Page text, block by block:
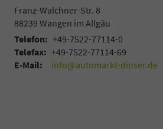
Franz-Walchner-Str. 8
88239 Wangen im Allgäu
Telefon: +49-7522-77114-0
Telefax: +49-7522-77114-69
E-Mail:
info@automarkt-dinser.de